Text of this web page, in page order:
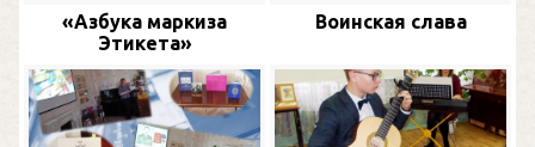
«Азбука маркиза
Этикета»
Воинская слава